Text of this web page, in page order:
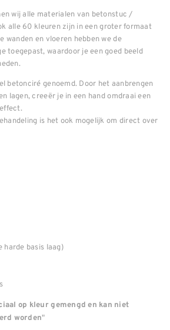
wij alle materialen van betonstuc /
alle 60 kleuren zijn in een groter formaat
wanden en vloeren hebben we de
toegepast, waardoor je een goed beeld
betonciré genoemd. Door het aanbrengen
lagen, creeër je in een hand omdraai een
is het ook mogelijk om direct over
harde basis laag)
op kleur gemengd en kan niet
worden"